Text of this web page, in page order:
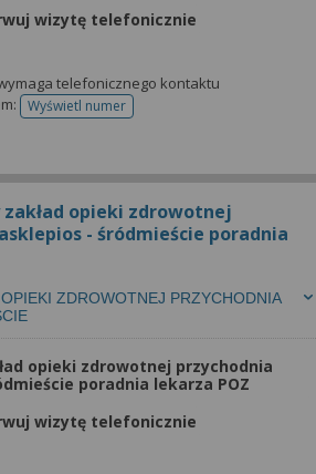
wizytę telefonicznie
telefonicznego kontaktu
Wyświetl numertelefonu do rejestracji
opieki zdrowotnej
- śródmieście poradnia
opieki zdrowotnej przychodnia
poradnia lekarza POZ
wizytę telefonicznie